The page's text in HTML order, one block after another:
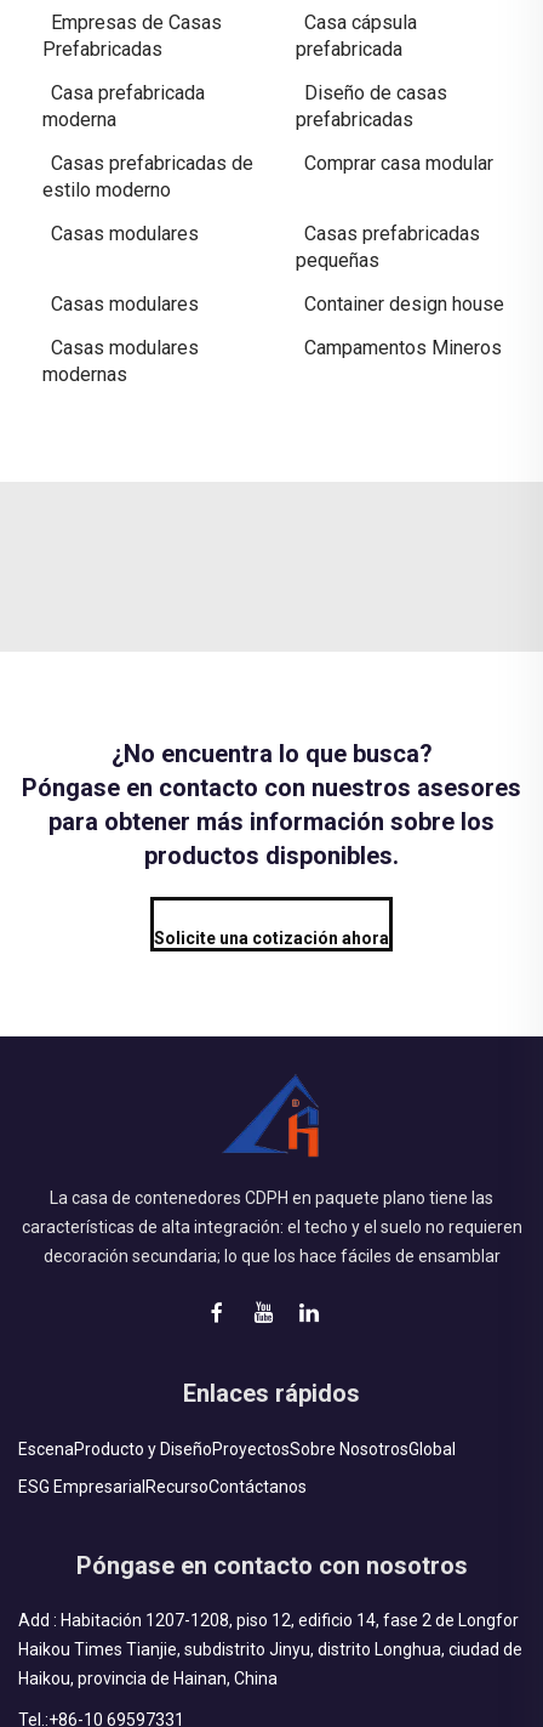
Empresas de Casas
Prefabricadas
Casa cápsula
prefabricada
Casa prefabricada
moderna
Diseño de casas
prefabricadas
Casas prefabricadas de
estilo moderno
Comprar casa modular
Casas modulares
Casas prefabricadas
pequeñas
Casas modulares
Container design house
Casas modulares
modernas
Campamentos Mineros
¿No encuentra lo que busca?
Póngase en contacto con nuestros asesores
para obtener más información sobre los
productos disponibles.
Solicite una cotización ahora
La casa de contenedores CDPH en paquete plano tiene las
características de alta integración: el techo y el suelo no requieren
decoración secundaria; lo que los hace fáciles de ensamblar
Enlaces rápidos
EscenaProducto y DiseñoProyectosSobre NosotrosGlobal
ESG Empresarial RecursoContáctanos
Póngase en contacto con nosotros
Add : Habitación 1207-1208, piso 12, edificio 14, fase 2 de Longfor
Haikou Times Tianjie, subdistrito Jinyu, distrito Longhua, ciudad de
Haikou, provincia de Hainan, China
Tel.:+86-10 69597331